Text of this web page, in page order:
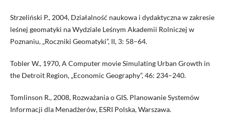
Strzeliński P., 2004, Działalność naukowa i dydaktyczna w zakresie
leśnej geomatyki na Wydziale Leśnym Akademii Rolniczej w
Poznaniu, „Roczniki Geomatyki”, II, 3: 58–64.
Tobler W., 1970, A Computer movie Simulating Urban Growth in
the Detroit Region, „Economic Geography”, 46: 234–240.
Tomlinson R., 2008, Rozważania o GIS. Planowanie Systemów
Informacji dla Menadżerów, ESRI Polska, Warszawa.